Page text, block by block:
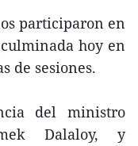
participaron en
hoy en
de sesiones.
del ministro
Dalaloy, y